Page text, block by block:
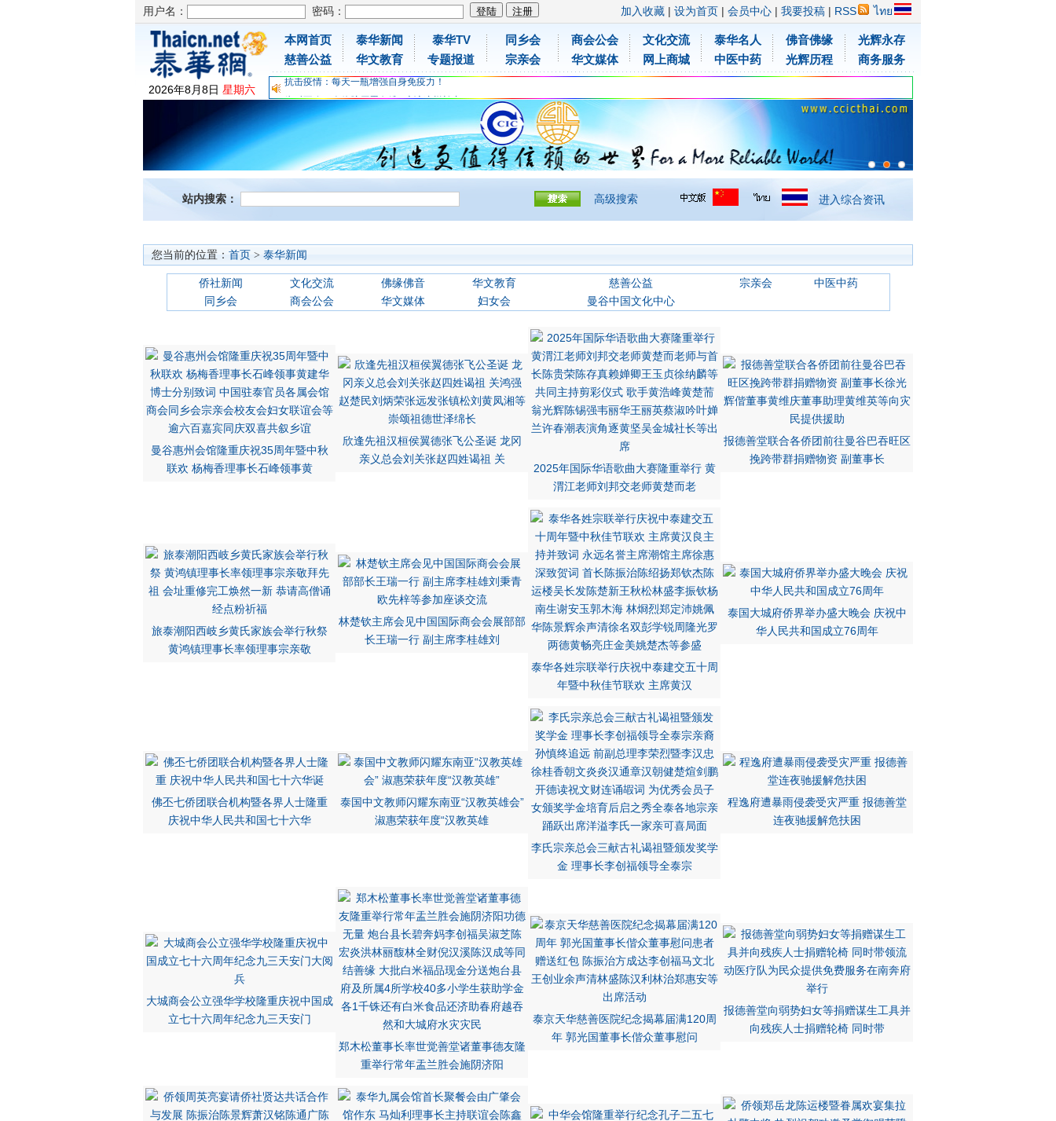
用户名： 密码： 加入收藏 | 设为首页 | 会员中心 | 我要投稿 | RSS ไทย
2026年8月8日 星期六
本网首页
慈善公益
泰华新闻
华文教育
泰华TV
专题报道
同乡会
宗亲会
商会公会
华文媒体
文化交流
网上商城
泰华名人
中医中药
佛音佛缘
光辉历程
光辉永存
商务服务
为时不晚，人体胶原蛋白维C应该这样补充
关爱儿童健康，免费领取日本原装尤妮佳超立体儿童防飞沫口罩
抗击疫情：每天一瓶增强自身免疫力！
为时不晚，人体胶原蛋白维C应该这样补充
关爱儿童健康，免费领取日本原装尤妮佳超立体儿童防飞沫口罩
抗击疫情：每天一瓶增强自身免疫力！
站内搜索： 高级搜索 进入综合资讯
您当前的位置： 首页 > 泰华新闻
侨社新闻 文化交流 佛缘佛音 华文教育 慈善公益 宗亲会
中医中药
同乡会
商会公会 华文媒体 妇女会 曼谷中国文化中心
曼谷惠州会馆隆重庆祝35周年暨中秋
联欢 杨梅香理事长石峰领事黄
欣逢先祖汉桓侯翼德张飞公圣诞 龙冈
亲义总会刘关张赵四姓谒祖 关
2025年国际华语歌曲大赛隆重举行 黄
渭江老师刘邦交老师黄楚而老
报德善堂联合各侨团前往曼谷巴吞旺区
挽跨带群捐赠物资 副董事长
旅泰潮阳西岐乡黄氏家族会举行秋祭
黄鸿镇理事长率领理事宗亲敬
林楚钦主席会见中国国际商会会展部部
长王瑞一行 副主席李桂雄刘
泰华各姓宗联举行庆祝中泰建交五十周
年暨中秋佳节联欢 主席黄汉
泰国大城府侨界举办盛大晚会 庆祝中
华人民共和国成立76周年
佛丕七侨团联合机构暨各界人士隆重
庆祝中华人民共和国七十六华
泰国中文教师闪耀东南亚“汉教英雄会”
淑惠荣获年度“汉教英雄
李氏宗亲总会三献古礼谒祖暨颁发奖学
金 理事长李创福领导全泰宗
程逸府遭暴雨侵袭受灾严重 报德善堂
连夜驰援解危扶困
大城商会公立强华学校隆重庆祝中国成
立七十六周年纪念九三天安门
郑木松董事长率世觉善堂诸董事德友隆
重举行常年盂兰胜会施阴济阳
泰京天华慈善医院纪念揭幕届满120周
年 郭光国董事长偕众董事慰问
报德善堂向弱势妇女等捐赠谋生工具并
向残疾人士捐赠轮椅 同时带